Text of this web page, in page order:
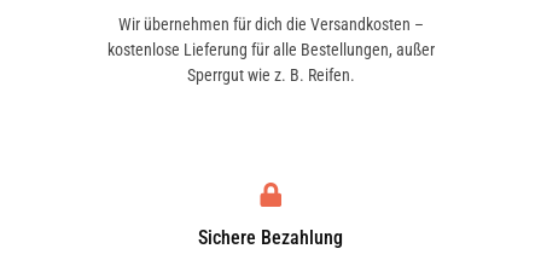
Wir übernehmen für dich die Versandkosten –
kostenlose Lieferung für alle Bestellungen, außer
Sperrgut wie z. B. Reifen.
Sichere Bezahlung